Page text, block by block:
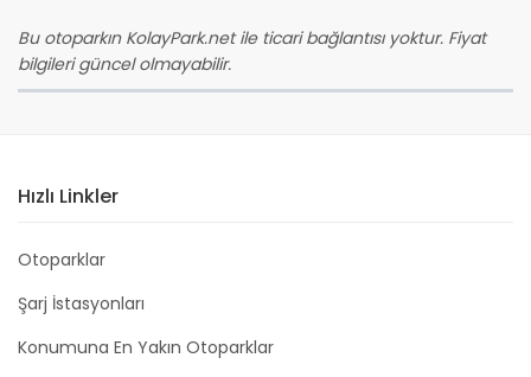
Bu otoparkın KolayPark.net ile ticari bağlantısı yoktur. Fiyat
bilgileri güncel olmayabilir.
Hızlı Linkler
Otoparklar
Şarj İstasyonları
Konumuna En Yakın Otoparklar